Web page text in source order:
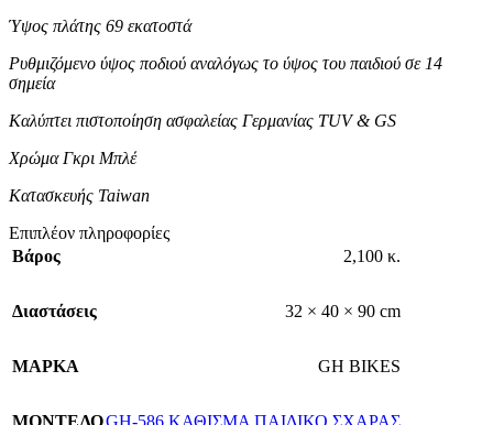
Ύψος πλάτης 69 εκατοστά
Ρυθμιζόμενο ύψος ποδιού αναλόγως το ύψος του παιδιού σε 14
σημεία
Καλύπτει πιστοποίηση ασφαλείας Γερμανίας TUV & GS
Χρώμα Γκρι Μπλέ
Κατασκευής Taiwan
Επιπλέον πληροφορίες
Βάρος
2,100 κ.
Διαστάσεις 32 × 40 × 90 cm
ΜΑΡΚΑ GH BIKES